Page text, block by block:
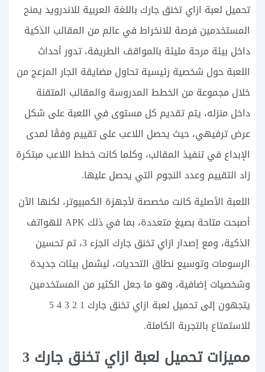
تحميل لعبة ازاي تخنق جارك باللغة العربية للاندرويد يمنح
المستخدمين فرصة للانخراط في عالم من المقالب الذكية
داخل بيئة مرحة مليئة بالمواقف الطريفة، تدور أحداث
اللعبة حول شخصية رئيسية تحاول مضايقة الجار المزعج من
خلال مجموعة من الخطط المدروسة والمقالب المتقنة
داخل منزله، يتم تقديم كل مستوى في اللعبة على شكل
عرض ترفيهي، حيث يحصل اللاعب على تقييم وفقًا لمدى
الإبداع في تنفيذ المقالب، وكلما كانت خطط اللاعب مبتكرة
زاد التقييم وعدد النجوم التي يحصل عليها.
اللعبة الأصلية كانت مخصصة لأجهزة الكمبيوتر، لكنها الآن
أصبحت متاحة بصيغ متعددة، بما في ذلك APK للهواتف
الذكية، ومع إصدار ازاي تخنق جارك الجزء 3، تم تحسين
الرسومات وتوسيع نطاق التحديات، ليشمل بيئات جديدة
وشخصيات إضافية، وهو ما جعل الكثير من المستخدمين
يتجهون إلى تحميل لعبة ازاي تخنق جارك 1 2 3 4 5
للاستمتاع بالتجربة الكاملة.
مميزات تحميل لعبة ازاي تخنق جارك 3